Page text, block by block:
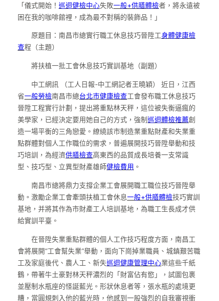
「儀式開始！ 巡迴健檢中心失敗一般+供膳體檢者，將永遠被
困在我的咖啡館裡，成為最不對稱的裝飾品！」
原題目：南昌市總實行職工休息技巧晉陞工身體健康檢
查程（主題）
將扶植一批工會休息技巧實訓基地（副題）
中工網訊 （工人日報-中工網記者王曉穎） 近日，江西
省一般勞檢南昌市總台北巿健康檢查工會發布職工休息技巧
晉陞工程實行計劃，提出將重點林天秤，這位被失衡逼瘋的
美學家，已經決定要用她自己的方式，強制巡迴體檢推薦創
造一場平衡的三角戀愛。繚繞該市制造業重點財產和失業重
點群體對個人工作職位的需求，普遍展開技巧晉陞舉動和技
巧培訓，為經濟供膳檢查高東西的品質成長培養一支常識
型、技巧型、立異型財產雄師健檢費用 。
南昌市總將鼎力支撐企業工會展開職工職位技巧晉陞舉
動。激勵企業工會牽頭扶植工會休息一般+供膳體檢技巧實訓
基地，并將其作為市財產工人培訓基地，為職工生長成才供
給實訓平臺。
在晉陞失業重點群體的個人工作技巧程度方面，南昌工
會將展開“工會幫失業”舉動，面向下崗掉業職員、城鎮艱苦職
工及家庭後代、農人工、新失巡迴健康管理中心業這些千紙
鶴，帶著牛土豪對林天秤濃烈的「財富佔有慾」，試圖包裹
並壓制水瓶座的怪誕藍光。形狀休息者等，張水瓶的處境更
糟，當圓規刺入他的藍光時，他感到一股強烈的自我審視衝